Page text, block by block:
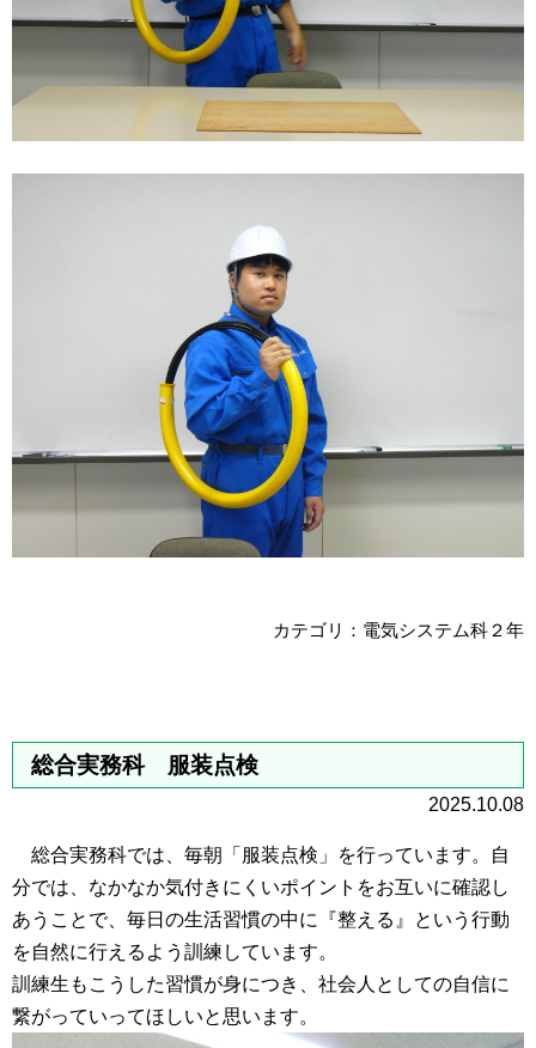
カテゴリ：電気システム科２年
総合実務科 服装点検
2025.10.08
総合実務科では、毎朝「服装点検」を行っています。自
分では、なかなか気付きにくいポイントをお互いに確認し
あうことで、毎日の生活習慣の中に『整える』という行動
を自然に行えるよう訓練しています。
訓練生もこうした習慣が身につき、社会人としての自信に
繋がっていってほしいと思います。